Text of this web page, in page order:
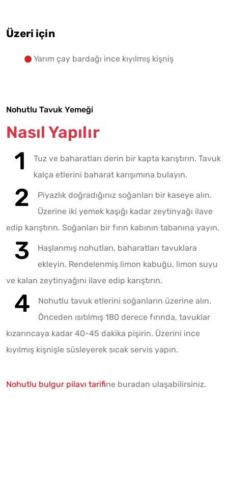
Üzeri için
Yarım çay bardağı ince kıyılmış kişniş
Nohutlu Tavuk Yemeği
Nasıl Yapılır
Tuz ve baharatları derin bir kapta karıştırın. Tavuk
kalça etlerini baharat karışımına bulayın.
Piyazlık doğradığınız soğanları bir kaseye alın.
Üzerine iki yemek kaşığı kadar zeytinyağı ilave
edip karıştırın. Soğanları bir fırın kabının tabanına yayın.
Haşlanmış nohutları, baharatları tavuklara
ekleyin. Rendelenmiş limon kabuğu, limon suyu
ve kalan zeytinyağını ilave edip karıştırın.
Nohutlu tavuk etlerini soğanların üzerine alın.
Önceden ısıtılmış 180 derece fırında, tavuklar
kızarıncaya kadar 40-45 dakika pişirin. Üzerini ince
kıyılmış kişnişle süsleyerek sıcak servis yapın.
Nohutlu bulgur pilavı tarifine buradan ulaşabilirsiniz.